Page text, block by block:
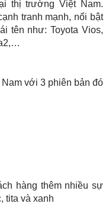
thị trường Việt Nam.
tranh mạnh, nổi bật
tên như: Toyota Vios,
với 3 phiên bản đó
hàng thêm nhiều sự
tita và xanh